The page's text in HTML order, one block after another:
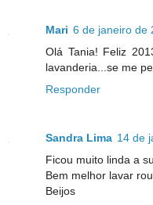
Mari 6 de janeiro de
Olá Tania! Feliz
lavanderia...se me
Responder
Sandra Lima 14 de
Ficou muito linda a
Bem melhor lavar
Beijos